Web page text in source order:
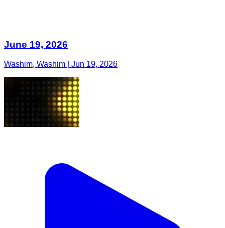
June 19, 2026
Washim, Washim | Jun 19, 2026